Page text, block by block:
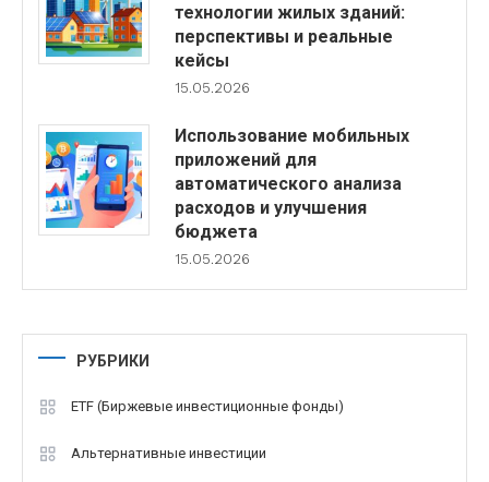
технологии жилых зданий:
перспективы и реальные
кейсы
15.05.2026
Использование мобильных
приложений для
автоматического анализа
расходов и улучшения
бюджета
15.05.2026
РУБРИКИ
ETF (Биржевые инвестиционные фонды)
Альтернативные инвестиции